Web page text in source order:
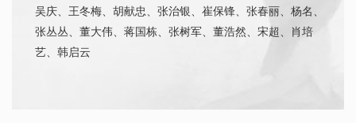
吴庆、 王冬梅、胡献忠、张治银、崔保锋、张春丽、杨名 、
张丛丛、董大伟、蒋国栋、张树军、董浩然、宋超 、 肖培
艺、韩启云